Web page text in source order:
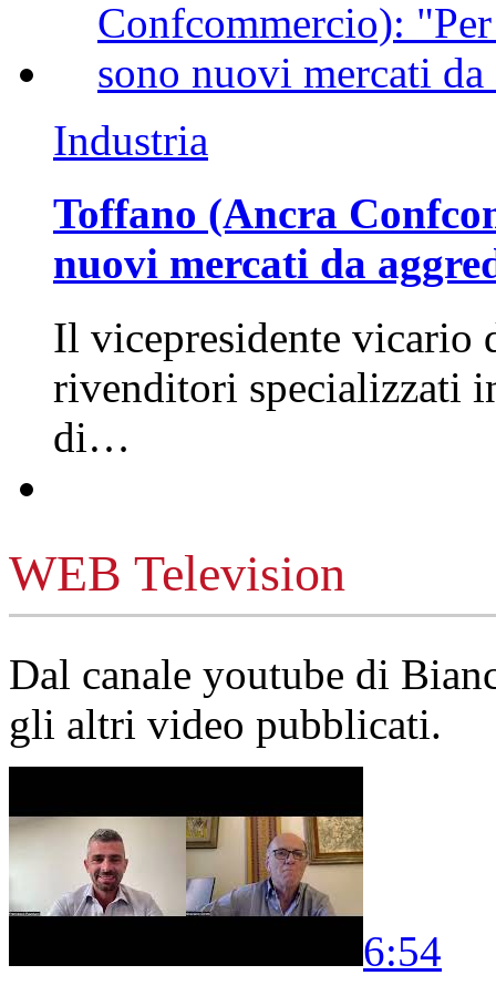
Industria
Toffano (Ancra
nuovi mercati da
Il vicepresidente vicario
rivenditori specializzati
di…
WEB Television
Dal canale youtube di
gli altri video pubblicati.
6:54